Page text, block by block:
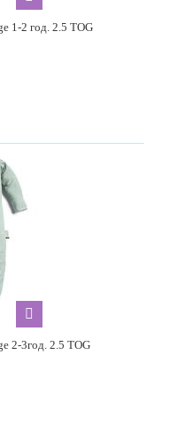
1-2 год. 2.5 TOG
2-3год. 2.5 TOG